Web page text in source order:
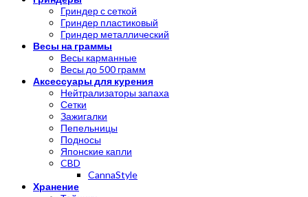
Гриндер с сеткой
Гриндер пластиковый
Гриндер металлический
Весы на граммы
Весы карманные
Весы до 500 грамм
Аксессуары для курения
Нейтрализаторы запаха
Сетки
Зажигалки
Пепельницы
Подносы
Японские капли
CBD
CannaStyle
Хранение